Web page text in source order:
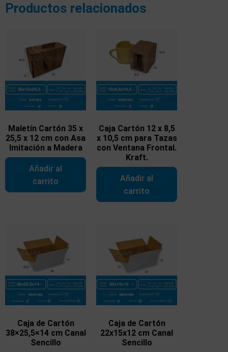
Productos relacionados
Maletín Cartón 35 x
25,5 x 12 cm con Asa
Imitación a Madera
Añadir al
carrito
Caja Cartón 12 x 8,5
x 10,5 cm para Tazas
con Ventana Frontal.
Kraft.
Añadir al
carrito
Caja de Cartón
38×25,5×14 cm Canal
Sencillo
Caja de Cartón
22x15x12 cm Canal
Sencillo